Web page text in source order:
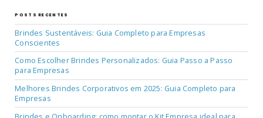
POSTS RECENTES
Brindes Sustentáveis: Guia Completo para Empresas
Conscientes
Como Escolher Brindes Personalizados: Guia Passo a Passo
para Empresas
Melhores Brindes Corporativos em 2025: Guia Completo para
Empresas